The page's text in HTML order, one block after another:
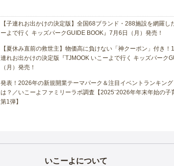
【子連れお出かけの決定版】全国68ブランド・288施設を網羅し
ーよで行く キッズパークGUIDE BOOK』7月6日（月）発売！
【夏休み直前の救世主】物価高に負けない「神クーポン」付き！
連れお出かけの決定版『TJMOOK いこーよで行く キッズパーク
（月）発売！
発表！2026年の新規開業テーマパーク＆注目イベントランキン
は？／いこーよファミリーラボ調査【2025⁻2026年年末年始の子
第1弾】
いこーよについて